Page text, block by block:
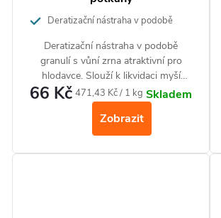
Deratizační nástraha v podobě
hlodavce.
Deratizační nástraha v podobě
granulí s vůní zrna atraktivní pro
hlodavce. Slouží k likvidaci myší
uvnitř budov a hubení potkanů
uvnitř i v okolí budov.
66 Kč Měrná
471,43 Kč / 1 kg Skladem
Zobrazit